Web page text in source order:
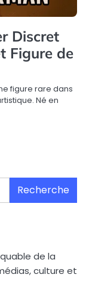
Discret
Figure de
figure rare dans
Né en
Recherche
de la
culture et